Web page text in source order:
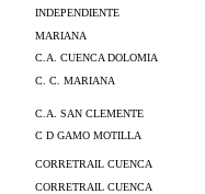
INDEPENDIENTE
MARIANA
C.A. CUENCA DOLOMIA
C. C. MARIANA
C.A. SAN CLEMENTE
C D GAMO MOTILLA
CORRETRAIL CUENCA
CORRETRAIL CUENCA